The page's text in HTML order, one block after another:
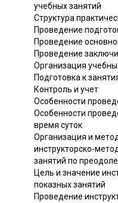
учебных занятий
Структура
Проведение
Проведение
Проведение
Организация
Подготовка к
Контроль и учет
Особенности
Особенности
время суток
Организация и
инструкторско-
занятий по
Цель и значение
показных занятий
Проведение